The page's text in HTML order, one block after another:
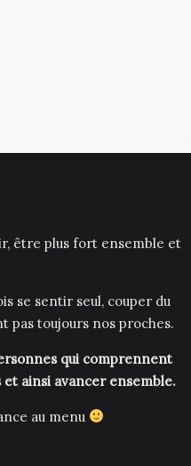
être plus fort ensemble et
se sentir seul, couper du
pas toujours nos proches.
qui comprennent
ainsi avancer ensemble.
au menu